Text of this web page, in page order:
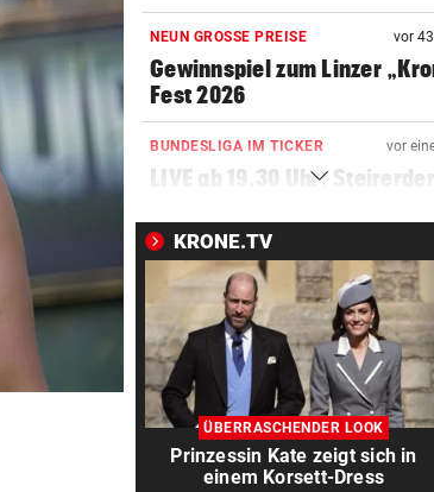
NEUN GROSSE PREISE vor
Gewinnspiel zum Linzer
Fest 2026
BUNDESLIGA IM TICKER vor
LIVE ab 19.30 Uhr:
BUNDESLIGA IM TICKER
LIVE ab 17 Uhr: GAK gegen
Lustenau
SOMMERGEWINNSPIEL 2026 vor
Wir verlosen 22 x 1
Getränkekühler für heiße
VOLLEYBALL – FRAUEN
KRONE.TV
ÜBERRASCHENDER LOOK
Prinzessin Kate zeigt sich in
einem Korsett-Dress